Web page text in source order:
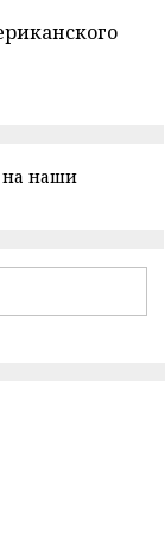
на наши